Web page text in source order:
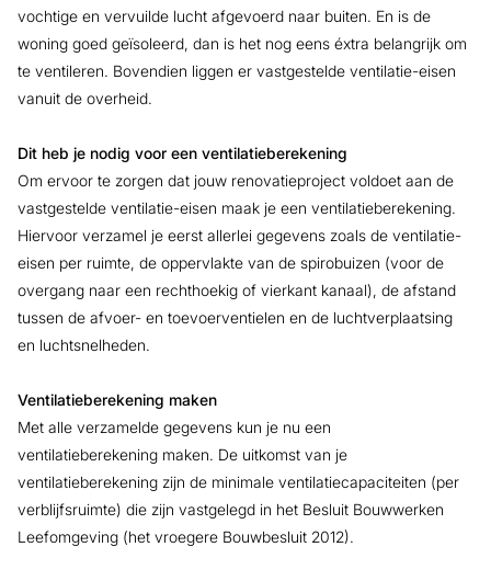
vochtige en vervuilde lucht afgevoerd naar buiten. En is de
woning goed geïsoleerd, dan is het nog eens éxtra belangrijk om
te ventileren. Bovendien liggen er vastgestelde ventilatie-eisen
vanuit de overheid.
Dit heb je nodig voor een ventilatieberekening
Om ervoor te zorgen dat jouw renovatieproject voldoet aan de
vastgestelde ventilatie-eisen maak je een ventilatieberekening.
Hiervoor verzamel je eerst allerlei gegevens zoals de ventilatie-
eisen per ruimte, de oppervlakte van de spirobuizen (voor de
overgang naar een rechthoekig of vierkant kanaal), de afstand
tussen de afvoer- en toevoerventielen en de luchtverplaatsing
en luchtsnelheden.
Ventilatieberekening maken
Met alle verzamelde gegevens kun je nu een
ventilatieberekening maken. De uitkomst van je
ventilatieberekening zijn de minimale ventilatiecapaciteiten (per
verblijfsruimte) die zijn vastgelegd in het Besluit Bouwwerken
Leefomgeving (het vroegere Bouwbesluit 2012).